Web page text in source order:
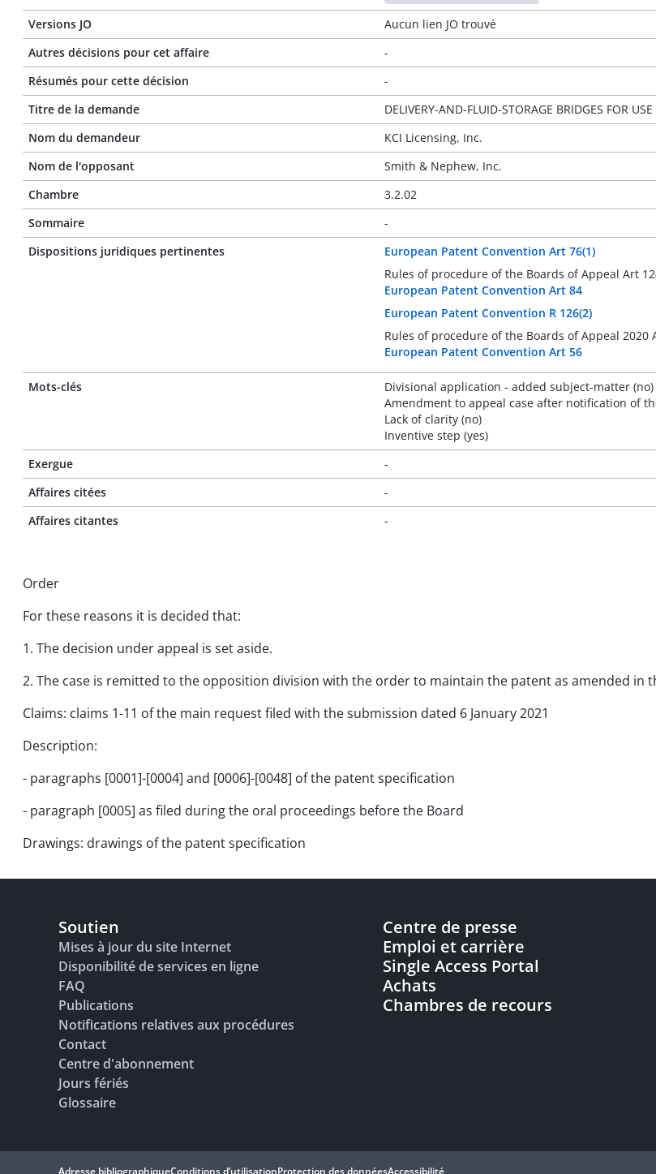
Versions JO
Aucun lien JO trouvé
Autres décisions pour cet affaire
-
Résumés pour cette décision
-
Titre de la demande
DELIVERY-AND-FLUID-STORAGE BRIDGES FOR
Nom du demandeur
KCI Licensing, Inc.
Nom de l'opposant
Smith & Nephew, Inc.
Chambre
3.2.02
Sommaire
-
Dispositions juridiques pertinentes
European Patent Convention Art 76(1)
Rules of procedure of the Boards of Appeal Art
European Patent Convention Art 84
European Patent Convention R 126(2)
Rules of procedure of the Boards of Appeal 2020
European Patent Convention Art 56
Mots-clés
Divisional application - added subject-matter (no)
Amendment to appeal case after notification of
Lack of clarity (no)
Inventive step (yes)
Exergue
-
Affaires citées
-
Affaires citantes
-
Order
For these reasons it is decided that:
1. The decision under appeal is set aside.
2. The case is remitted to the opposition division with the order to maintain the patent as amended in
Claims: claims 1-11 of the main request filed with the submission dated 6 January 2021
Description:
- paragraphs [0001]-[0004] and [0006]-[0048] of the patent specification
- paragraph [0005] as filed during the oral proceedings before the Board
Drawings: drawings of the patent specification
Soutien
Mises à jour du site Internet
Disponibilité de services en ligne
FAQ
Publications
Notifications relatives aux procédures
Contact
Centre d'abonnement
Jours fériés
Glossaire
Centre de presse
Emploi et carrière
Single Access Portal
Achats
Chambres de recours
Adresse bibliographiqueConditions d’utilisationProtection des donnéesAccessibilité